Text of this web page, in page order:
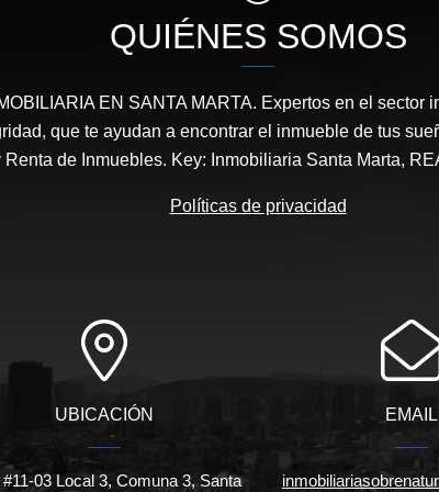
QUIÉNES SOMOS
EN SANTA MARTA. Expertos en el sector
que te ayudan a encontrar el inmueble de tus
Renta de Inmuebles. Key: Inmobiliaria Santa Marta,
Políticas de privacidad
UBICACIÓN
03 Local 3, Comuna 3, Santa
EMAIL